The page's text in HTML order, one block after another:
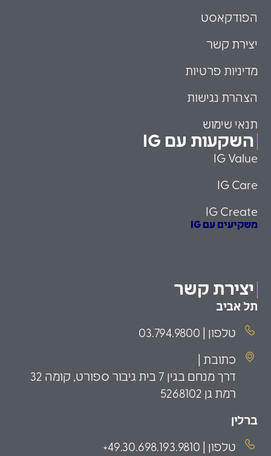
הפודקאסט
יצירת קשר
מדיניות פרטיות
הצהרת נגישות
תנאי שימוש
השקעות עם IG
IG Value
IG Care
IG Create
משקיעים עם IG
יצירת קשר
תל אביב
טלפון | 03.794.9800
כתובת |
דרך מנחם בגין 7 בית גיבור ספורט, קומה 32
רמת גן 5268102
ברלין
טלפון | 49.30.698.193.9810+